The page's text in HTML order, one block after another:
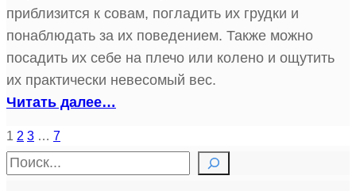
приблизится к совам, погладить их грудки и
понаблюдать за их поведением. Также можно
посадить их себе на плечо или колено и ощутить
их практически невесомый вес.
Читать далее…
1 2 3 … 7
П